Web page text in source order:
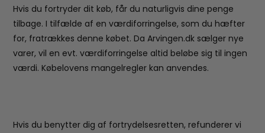
Hvis du fortryder dit køb, får du naturligvis dine penge
tilbage. I tilfælde af en værdiforringelse, som du hæfter
for, fratrækkes denne købet. Da Arvingen.dk sælger nye
varer, vil en evt. værdiforringelse altid beløbe sig til ingen
værdi. Købelovens mangelregler kan anvendes.
Hvis du benytter dig af fortrydelsesretten, refunderer vi